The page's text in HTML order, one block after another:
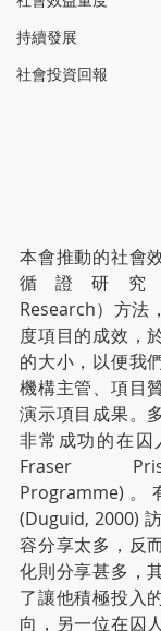
持續發展
社會投資回報
本會推動的社會
循證研究（
Research）方法
度項目的成效，
的大小，以便我
機構主管、項目
演示項目成果。
非常成功的在囚
Fraser
Programme)
(Duguid, 2000)
容分享太多，反
化則分享甚多，
了讓他積極投入
向，另一位在囚